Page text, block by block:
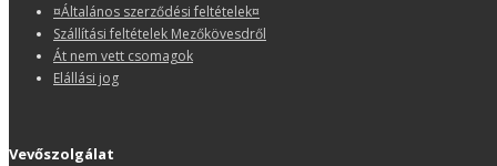
¤Általános szerződési feltételek¤
Szállítási feltételek Mezőkövesdről
Át nem vett csomagok
Elállási jog
Vevőszolgálat